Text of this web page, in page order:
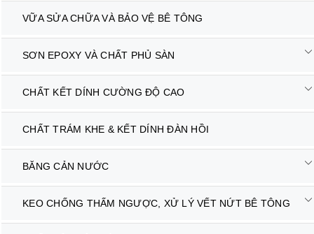
VỮA SỬA CHỮA VÀ BẢO VỆ BÊ TÔNG
SƠN EPOXY VÀ CHẤT PHỦ SÀN
CHẤT KẾT DÍNH CƯỜNG ĐỘ CAO
CHẤT TRÁM KHE & KẾT DÍNH ĐÀN HỒI
BĂNG CẢN NƯỚC
KEO CHỐNG THẤM NGƯỢC, XỬ LÝ VẾT NỨT BÊ TÔNG